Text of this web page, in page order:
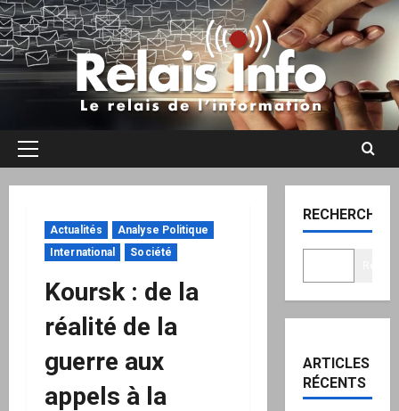
Aller
au
contenu
Menu
Actualités
Analyse Politique
International
Société
Koursk : de la
réalité de la
guerre aux
appels à la
RECHERCHER
ARTICLES
RÉCENTS